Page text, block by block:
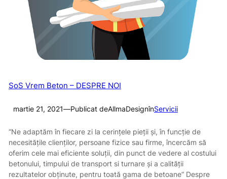
SoS Vrem Beton – DESPRE NOI
martie 21, 2021—Publicat deAllmaDesignînServicii
“Ne adaptăm în fiecare zi la cerinţele pieţii şi, în funcţie de
necesităţile clienţilor, persoane fizice sau firme, încercăm să
oferim cele mai eficiente soluţii, din punct de vedere al costului
betonului, timpului de transport si turnare şi a calităţii
rezultatelor obţinute, pentru toată gama de betoane“ Despre